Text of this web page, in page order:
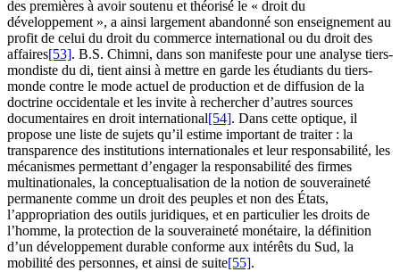
des premières à avoir soutenu et théorisé le « droit du
développement », a ainsi largement abandonné son enseignement au
profit de celui du droit du commerce international ou du droit des
affaires[53]. B.S. Chimni, dans son manifeste pour une analyse tiers-
mondiste du di, tient ainsi à mettre en garde les étudiants du tiers-
monde contre le mode actuel de production et de diffusion de la
doctrine occidentale et les invite à rechercher d’autres sources
documentaires en droit international[54]. Dans cette optique, il
propose une liste de sujets qu’il estime important de traiter : la
transparence des institutions internationales et leur responsabilité, les
mécanismes permettant d’engager la responsabilité des firmes
multinationales, la conceptualisation de la notion de souveraineté
permanente comme un droit des peuples et non des États,
l’appropriation des outils juridiques, et en particulier les droits de
l’homme, la protection de la souveraineté monétaire, la définition
d’un développement durable conforme aux intérêts du Sud, la
mobilité des personnes, et ainsi de suite[55].